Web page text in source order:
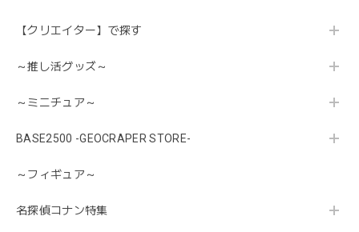
【クリエイター】で探す
～推し活グッズ～
～ミニチュア～
BASE2500 -GEOCRAPER STORE-
～フィギュア～
名探偵コナン特集